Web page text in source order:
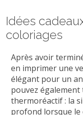
Idées
coloriages
Après avoir
en imprimer une
élégant pour un
pouvez
thermoréactif : la
profond lorsque le